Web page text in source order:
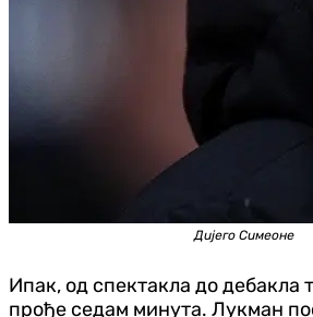
Дијего Симеоне
Ипак, од спектакла до дебакла
прође седам минута. Лукман